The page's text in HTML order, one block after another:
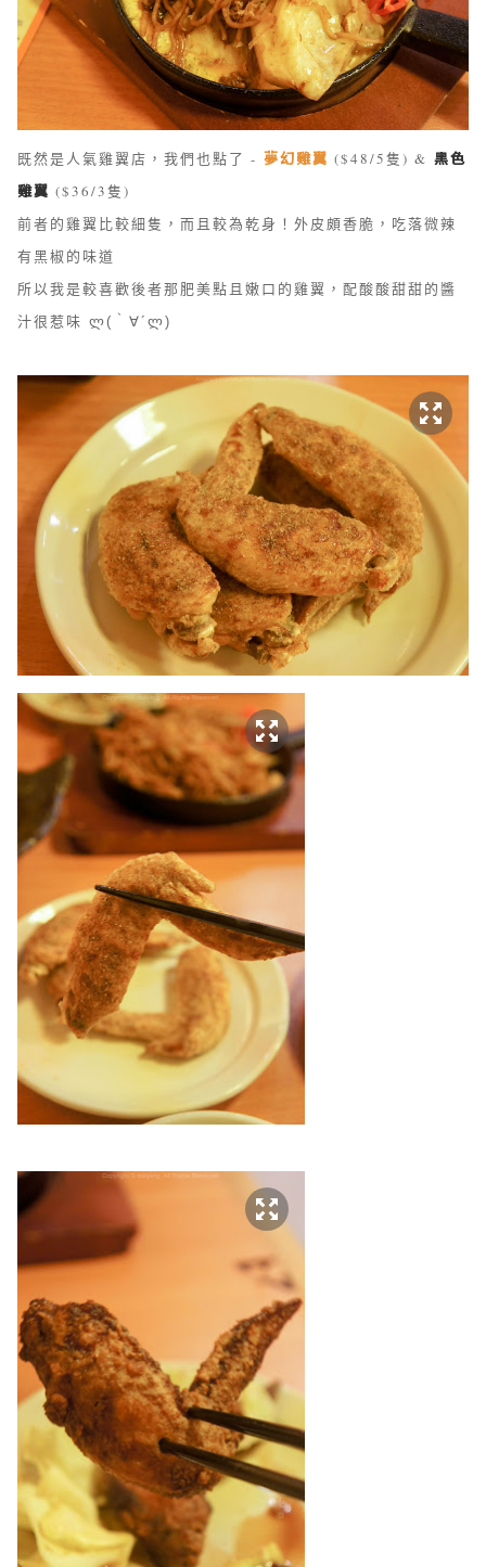
既然是人氣雞翼店， 我們也點了 - 夢幻雞翼 ($48/5隻) & 黑色
雞翼 ($36/3隻)
前者的雞翼比較細隻，而且較為乾身！外皮頗香脆，吃落微辣
有黑椒的味道
所以我是較喜歡後者那肥美點且嫩口的雞翼，配酸酸甜甜的醬
汁很惹味 ლ(｀∀´ლ)